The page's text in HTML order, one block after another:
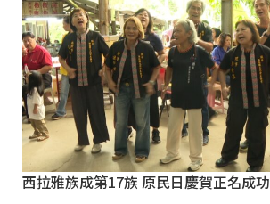
西拉雅族成第17族 原民日慶賀正名成功